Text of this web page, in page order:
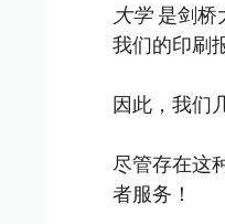
大学是剑桥
我们的印刷
因此，我们
尽管存在这
者服务！